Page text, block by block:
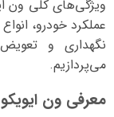
عملکرد خودرو،
نگهداری و
می‌پردازیم.
معرفی ون ایویکو A36